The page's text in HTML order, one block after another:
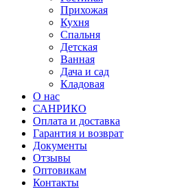
Прихожая
Кухня
Спальня
Детская
Ванная
Дача и сад
Кладовая
О нас
САНРИКО
Оплата и доставка
Гарантия и возврат
Документы
Отзывы
Оптовикам
Контакты